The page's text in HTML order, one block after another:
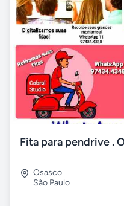
Fita para pendrive .
Osasco
São Paulo